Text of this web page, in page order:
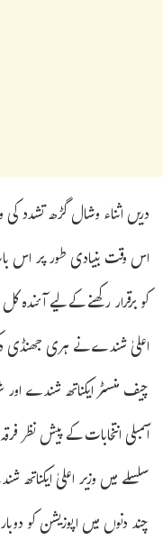
دریں اثناء وشال گڑھ تشدد
اس وقت بنیادی طور پر اس بات
کو برقرار رکھنے کے لیے
اعلیٰ شندے نے ہری جھنڈی
چیف منسٹر ایکناتھ شندے
اسمبلی انتخابات کے پیش نظر
سلسلے میں وزیر اعلیٰ ایکناتھ
چند دنوں میں اپوزیشن کو